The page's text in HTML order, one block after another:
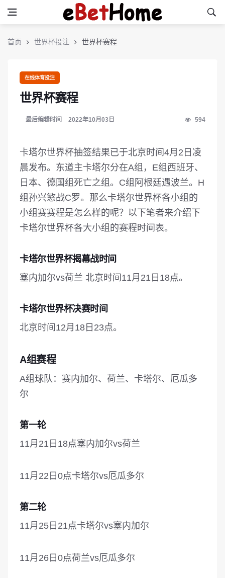
首页 世界杯投注 世界杯赛程
在线体育投注
世界杯赛程
最后编辑时间 2022年10月03日 594
卡塔尔世界杯抽签结果已于北京时间4月2日凌
晨发布。东道主卡塔尔分在A组，E组西班牙、
日本、德国组死亡之组。C组阿根廷遇波兰。H
组孙兴慜战C罗。那么卡塔尔世界杯各小组的
小组赛赛程是怎么样的呢？以下笔者来介绍下
卡塔尔世界杯各大小组的赛程时间表。
卡塔尔世界杯揭幕战时间
塞内加尔vs荷兰 北京时间11月21日18点。
卡塔尔世界杯决赛时间
北京时间12月18日23点。
A组赛程
A组球队：赛内加尔、荷兰、卡塔尔、厄瓜多
尔
第一轮
11月21日18点塞内加尔vs荷兰
11月22日0点卡塔尔vs厄瓜多尔
第二轮
11月25日21点卡塔尔vs塞内加尔
11月26日0点荷兰vs厄瓜多尔